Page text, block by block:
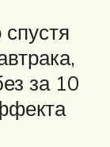
за 10